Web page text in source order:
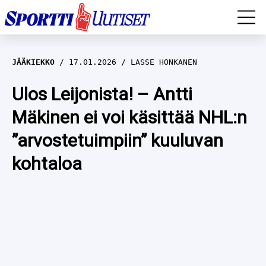
EM-YLEISURHEILU
JÄÄKIEKKO
YLEISURHEILU
WILMA HELTELÄ
TALVILAJIT
JÄÄKIEKKO 17.01.2026 LASSE HONKANEN
Ulos Leijonista! – Antti
Mäkinen ei voi käsittää NHL:n
”arvostetuimpiin” kuuluvan
kohtaloa